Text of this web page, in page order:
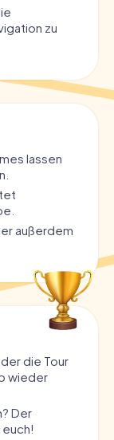
zu
lassen
außerdem
die Tour
wieder
Der